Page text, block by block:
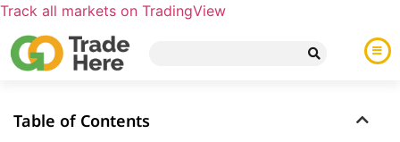
Track all markets on TradingView
Table of Contents